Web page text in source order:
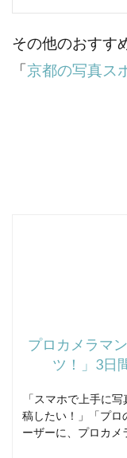
その他のおすす
「京都の写真ス
プロカメラマ
ツ！」3日
「スマホで上手に
稿したい！」「プロ
ーザーに、プロカメ